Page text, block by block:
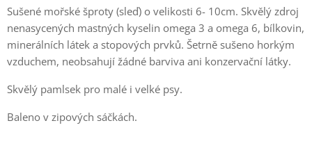
Sušené mořské šproty (sleď) o velikosti 6- 10cm. Skvělý zdroj
nenasycených mastných kyselin omega 3 a omega 6, bílkovin,
minerálních látek a stopových prvků. Šetrně sušeno horkým
vzduchem, neobsahují žádné barviva ani konzervační látky.
Skvělý pamlsek pro malé i velké psy.
Baleno v zipových sáčkách.